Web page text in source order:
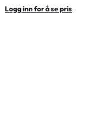
Logg inn for å se pris